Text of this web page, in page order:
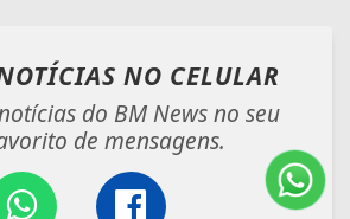
NO CELULAR
do BM News no seu
de mensagens.